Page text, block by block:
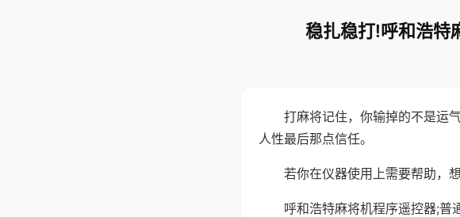
稳扎稳打!呼和浩特
打麻将记住，你输掉的不是运
人性最后那点信任。
若你在仪器使用上需要帮助，
呼和浩特麻将机程序遥控器;普